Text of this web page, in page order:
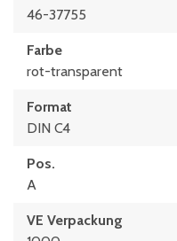
46-37755
Farbe
rot-transparent
Format
DIN C4
Pos.
A
VE Verpackung